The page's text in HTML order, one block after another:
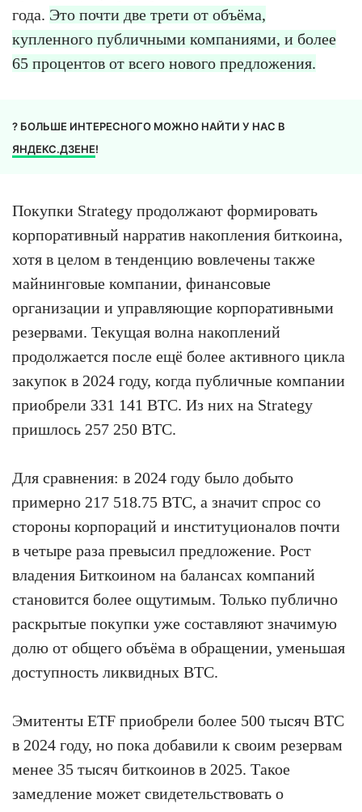
года. Это почти две трети от объёма,
купленного публичными компаниями, и более
65 процентов от всего нового предложения.
? БОЛЬШЕ ИНТЕРЕСНОГО МОЖНО НАЙТИ У НАС В
ЯНДЕКС.ДЗЕНЕ!
Покупки Strategy продолжают формировать
корпоративный нарратив накопления биткоина,
хотя в целом в тенденцию вовлечены также
майнинговые компании, финансовые
организации и управляющие корпоративными
резервами. Текущая волна накоплений
продолжается после ещё более активного цикла
закупок в 2024 году, когда публичные компании
приобрели 331 141 BTC. Из них на Strategy
пришлось 257 250 BTC.
Для сравнения: в 2024 году было добыто
примерно 217 518.75 BTC, а значит спрос со
стороны корпораций и институционалов почти
в четыре раза превысил предложение. Рост
владения Биткоином на балансах компаний
становится более ощутимым. Только публично
раскрытые покупки уже составляют значимую
долю от общего объёма в обращении, уменьшая
доступность ликвидных BTC.
Эмитенты ETF приобрели более 500 тысяч BTC
в 2024 году, но пока добавили к своим резервам
менее 35 тысяч биткоинов в 2025. Такое
замедление может свидетельствовать о